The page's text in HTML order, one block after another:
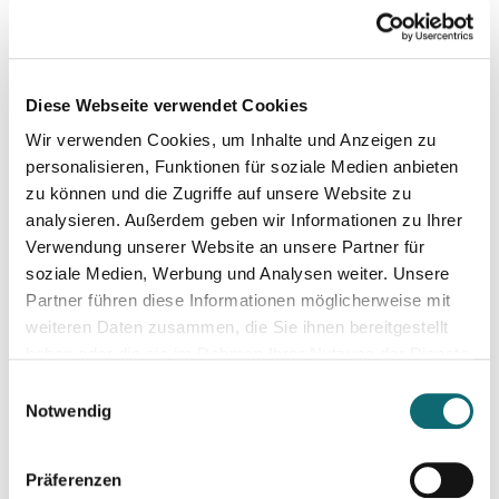
Diese Webseite verwendet Cookies
Wir verwenden Cookies, um Inhalte und Anzeigen zu
personalisieren, Funktionen für soziale Medien anbieten
zu können und die Zugriffe auf unsere Website zu
analysieren. Außerdem geben wir Informationen zu Ihrer
Verwendung unserer Website an unsere Partner für
soziale Medien, Werbung und Analysen weiter. Unsere
Partner führen diese Informationen möglicherweise mit
weiteren Daten zusammen, die Sie ihnen bereitgestellt
Notwendig
Präferenzen
10.09.2024
Netzwerk Klimajournalismus: Press Briefing zur
12.09.2024
Der KI-Workflow: Alltagstätigkeiten schneller und
17.09.2024
In Dialogue with Bundesheer Colonel Dr. Markus Reisner -
Election Results in Eastern Germany: